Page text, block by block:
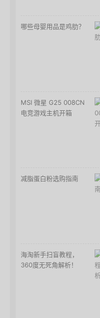
哪些母婴用品是鸡肋？
MSI 微星 G25 008CN
电竞游戏主机开箱
减脂蛋白粉选购指南
海淘新手扫盲教程，
360度无死角解析！